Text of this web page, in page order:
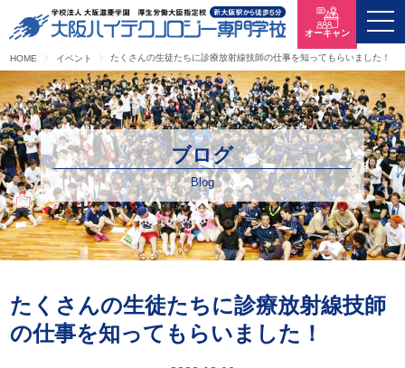
HOME イベント たくさんの生徒たちに診療放射線技師の仕事を知ってもらいました！
オーキャン
ブログ
Blog
たくさんの生徒たちに診療放射線技師
の仕事を知ってもらいました！